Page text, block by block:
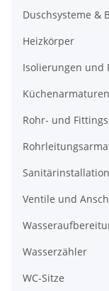
Duschsysteme &
Heizkörper
Isolierungen und
Küchenarmaturen
Rohr- und
Sanitärinstallation
Ventile und
Wasserzähler
WC-Sitze